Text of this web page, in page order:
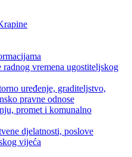
radnog vremena ugostiteljskog
uređenje, graditeljstvo,
pravne odnose
promet i komunalno
djelatnosti, poslove
vijeća